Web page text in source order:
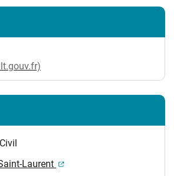
Laurent
(ouverture dans un